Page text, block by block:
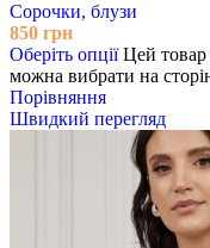
Сорочки, блузи
850 грн
Оберіть опції Цей товар
можна вибрати на
Порівняння
Швидкий перегляд